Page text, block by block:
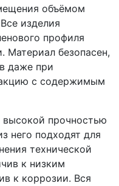
объёмом
изделия
профиля
Материал безопасен,
даже при
с содержимым
высокой прочностью
него подходят для
технической
к низким
к коррозии. Вся